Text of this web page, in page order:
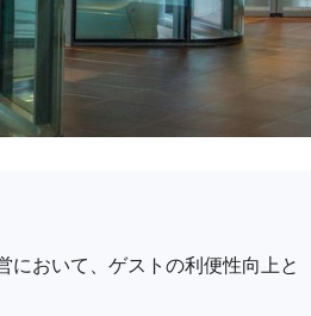
おいて、ゲストの利便性向上と